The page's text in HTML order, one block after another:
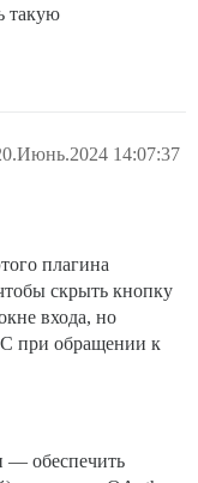
такую
14:07:37
плагина
скрыть кнопку
входа, но
при обращении к
— обеспечить